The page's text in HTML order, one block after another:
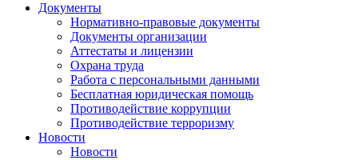
Документы
Нормативно-правовые документы
Документы организации
Аттестаты и лицензии
Охрана труда
Работа с персональными данными
Бесплатная юридическая помощь
Противодействие коррупции
Противодействие терроризму
Новости
Новости